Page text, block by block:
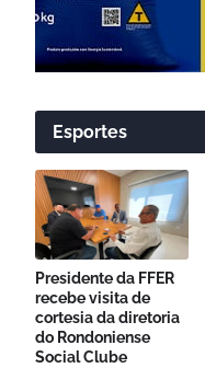
Esportes
Presidente da FFER
recebe visita de
cortesia da diretoria
do Rondoniense
Social Clube